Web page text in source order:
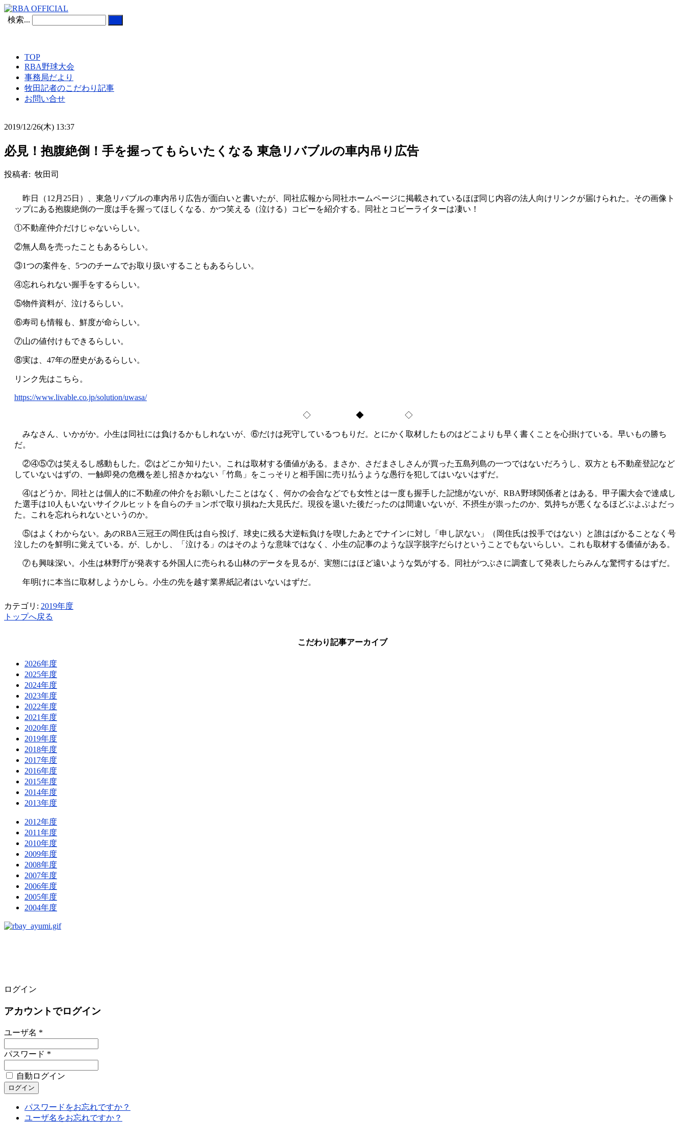
検索...
TOP
RBA野球大会
事務局だより
牧田記者のこだわり記事
お問い合せ
2019/12/26(木) 13:37
必見！抱腹絶倒！手を握ってもらいたくなる 東急リバブルの車内吊り広告
投稿者: 牧田司
昨日（12月25日）、東急リバブルの車内吊り広告が面白いと書いたが、同社広報から同社ホームページに掲載されているほぼ同じ内容の法人向けリンクが届けられた。その画像ト
ップにある抱腹絶倒の一度は手を握ってほしくなる、かつ笑える（泣ける）コピーを紹介する。同社とコピーライターは凄い！
①不動産仲介だけじゃないらしい。
②無人島を売ったこともあるらしい。
③1つの案件を、5つのチームでお取り扱いすることもあるらしい。
④忘れられない握手をするらしい。
⑤物件資料が、泣けるらしい。
⑥寿司も情報も、鮮度が命らしい。
⑦山の値付けもできるらしい。
⑧実は、47年の歴史があるらしい。
リンク先はこちら。
https://www.livable.co.jp/solution/uwasa/
◇ ◆ ◇
みなさん、いかがか。小生は同社には負けるかもしれないが、⑥だけは死守しているつもりだ。とにかく取材したものはどこよりも早く書くことを心掛けている。早いもの勝ち
だ。
②④⑤⑦は笑えるし感動もした。②はどこか知りたい。これは取材する価値がある。まさか、さだまさしさんが買った五島列島の一つではないだろうし、双方とも不動産登記など
していないはずの、一触即発の危機を差し招きかねない「竹島」をこっそりと相手国に売り払うような愚行を犯してはいないはずだ。
④はどうか。同社とは個人的に不動産の仲介をお願いしたことはなく、何かの会合などでも女性とは一度も握手した記憶がないが、RBA野球関係者とはある。甲子園大会で達成し
た選手は10人もいないサイクルヒットを自らのチョンボで取り損ねた大見氏だ。現役を退いた後だったのは間違いないが、不摂生が祟ったのか、気持ちが悪くなるほどぶよぶよだっ
た。これを忘れられないというのか。
⑤はよくわからない。あのRBA三冠王の岡住氏は自ら投げ、球史に残る大逆転負けを喫したあとでナインに対し「申し訳ない」（岡住氏は投手ではない）と誰はばかることなく号
泣したのを鮮明に覚えている。が、しかし、「泣ける」のはそのような意味ではなく、小生の記事のような誤字脱字だらけということでもないらしい。これも取材する価値がある。
⑦も興味深い。小生は林野庁が発表する外国人に売られる山林のデータを見るが、実態にはほど遠いような気がする。同社がつぶさに調査して発表したらみんな驚愕するはずだ。
年明けに本当に取材しようかしら。小生の先を越す業界紙記者はいないはずだ。
カテゴリ: 2019年度
トップへ戻る
こだわり記事アーカイブ
2026年度
2025年度
2024年度
2023年度
2022年度
2021年度
2020年度
2019年度
2018年度
2017年度
2016年度
2015年度
2014年度
2013年度
2012年度
2011年度
2010年度
2009年度
2008年度
2007年度
2006年度
2005年度
2004年度
ログイン
アカウントでログイン
ユーザ名 *
パスワード *
自動ログイン
パスワードをお忘れですか？
ユーザ名をお忘れですか？